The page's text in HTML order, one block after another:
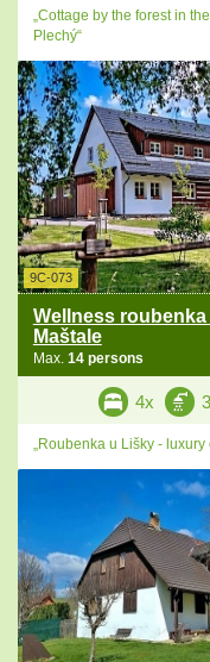
„Cottage by the forest in
Plechý“
9C-073
Wellness
Maštale
Max. 14 persons
4x
„Roubenka u Lišky -